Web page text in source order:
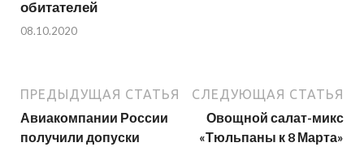
обитателей
08.10.2020
ПРЕДЫДУЩАЯ СТАТЬЯ
Авиакомпании России
получили допуски
СЛЕДУЮЩАЯ СТАТЬЯ
Овощной салат-микс
«Тюльпаны к 8 Марта»